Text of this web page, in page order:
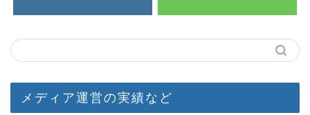
メディア運営の実績など